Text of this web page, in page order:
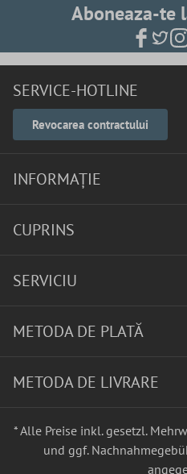
Aboneaza-te
SERVICE-HOTLINE
Revocarea contractului
INFORMAȚIE
CUPRINS
SERVICIU
METODA DE PLATĂ
METODA DE LIVRARE
* Alle Preise inkl. gesetzl.
und ggf.